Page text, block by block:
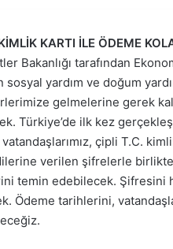
KARTI İLE ÖDEME
Bakanlığı tarafından
yardım ve doğum
gelmelerine gerek
Türkiye’de ilk kez
çipli T.C.
verilen şifrelerle
temin edebilecek. Şifresini
Ödeme tarihlerini,